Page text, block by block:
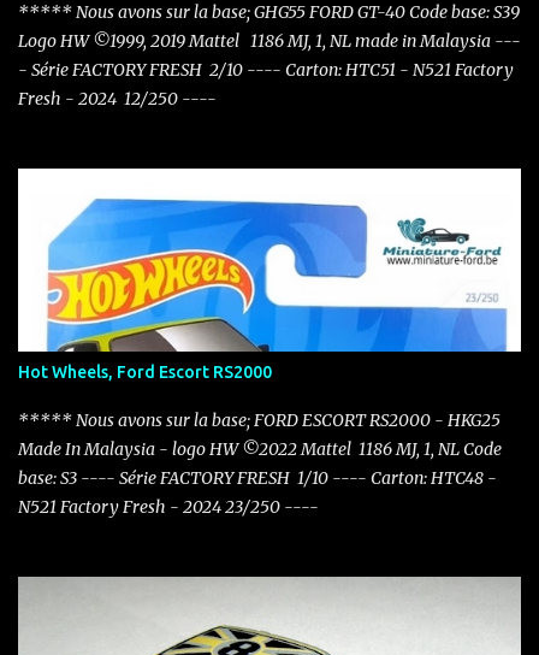
***** Nous avons sur la base; GHG55 FORD GT-40 Code base: S39
Logo HW ©1999, 2019 Mattel 1186 MJ, 1, NL made in Malaysia ---
- Série FACTORY FRESH 2/10 ---- Carton: HTC51 - N521 Factory
Fresh - 2024 12/250 ----
Hot Wheels, Ford Escort RS2000
***** Nous avons sur la base; FORD ESCORT RS2000 - HKG25
Made In Malaysia - logo HW ©2022 Mattel 1186 MJ, 1, NL Code
base: S3 ---- Série FACTORY FRESH 1/10 ---- Carton: HTC48 -
N521 Factory Fresh - 2024 23/250 ----